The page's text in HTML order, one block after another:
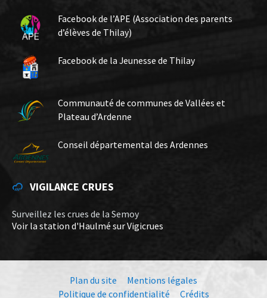
Facebook de l’APE (Association des parents
d’élèves de Thilay)
Facebook de la Jeunesse de Thilay
Communauté de communes de Vallées et
Plateau d’Ardenne
Conseil départemental des Ardennes
VIGILANCE CRUES
Surveillez les crues de la Semoy
Voir la station d'Haulmé sur Vigicrues
Plan du site
Mentions légales
Politique de confidentialité
Crédits